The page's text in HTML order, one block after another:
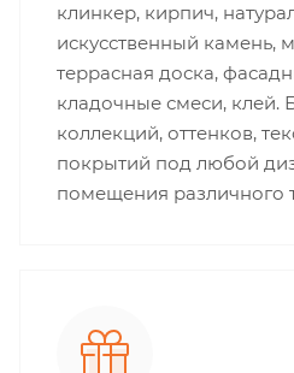
клинкер, кирпич,
искусственный камень,
террасная доска,
кладочные смеси,
коллекций, оттенков,
покрытий под любой
помещения различного